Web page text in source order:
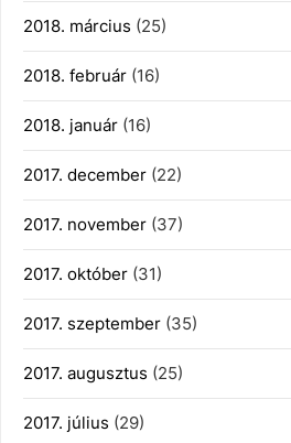
2018. március (25)
2018. február (16)
2018. január (16)
2017. december (22)
2017. november (37)
2017. október (31)
2017. szeptember (35)
2017. augusztus (25)
2017. július (29)